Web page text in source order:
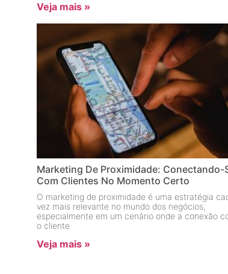
Veja mais »
Marketing De Proximidade: Conectando-
Com Clientes No Momento Certo
O marketing de proximidade é uma estratégia
vez mais relevante no mundo dos negócios,
especialmente em um cenário onde a conexão
o cliente
Veja mais »